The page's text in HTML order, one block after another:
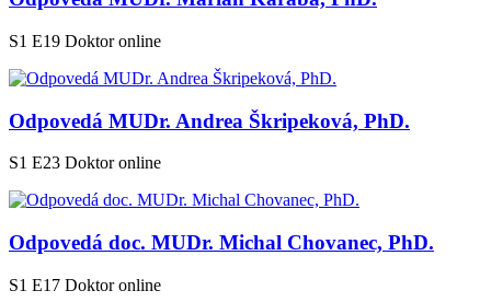
S1 E19 Doktor online
Odpovedá MUDr. Andrea Škripeková, PhD.
S1 E23 Doktor online
Odpovedá doc. MUDr. Michal Chovanec, PhD.
S1 E17 Doktor online